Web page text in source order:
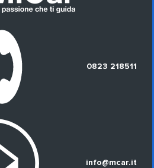
0823 218511
info@mcar.it